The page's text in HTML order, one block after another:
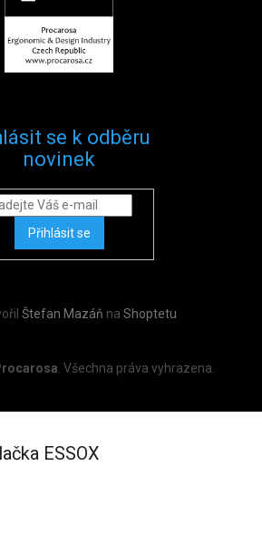
se k odběru
novinek
Přihlásit se
Štefan Mazáň na Shoptetu
. Všechna práva vyhrazena.
ESSOX